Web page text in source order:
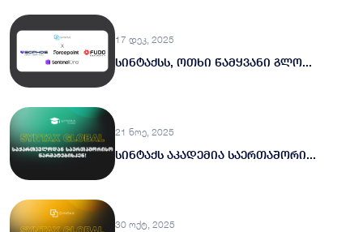
17 დეკ, 2025
სინტაქსს, ოთხი წამყვანი გლო...
21 ნოე, 2025
სინტაქს აკადემია საერთაშორი...
30 ოქტ, 2025